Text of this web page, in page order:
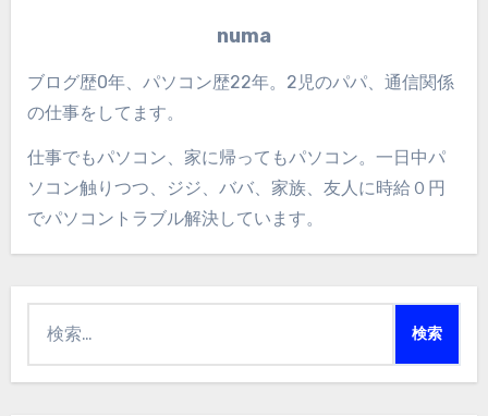
numa
ブログ歴0年、パソコン歴22年。2児のパパ、通信関係
の仕事をしてます。
仕事でもパソコン、家に帰ってもパソコン。一日中パ
ソコン触りつつ、ジジ、ババ、家族、友人に時給０円
でパソコントラブル解決しています。